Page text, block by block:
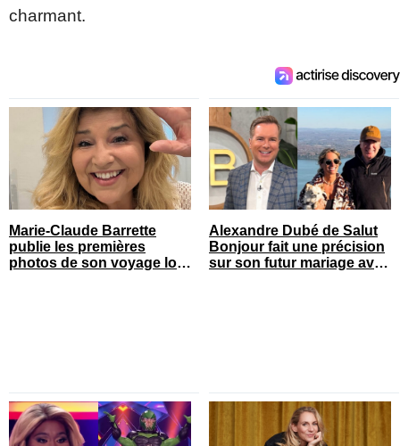
charmant.
Marie-Claude Barrette
publie les premières
photos de son voyage loin
Alexandre Dubé de Salut
Bonjour fait une précision
sur son futur mariage avec